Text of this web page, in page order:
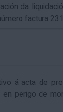
da
factura
á acta de
perigo de